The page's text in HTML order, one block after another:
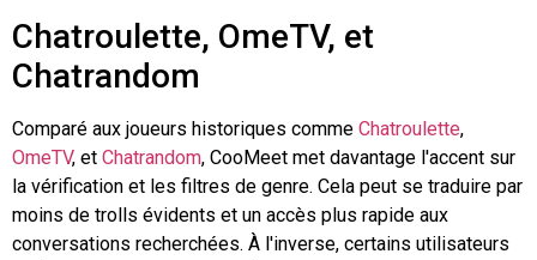
Chatroulette, OmeTV, et
Chatrandom
Comparé aux joueurs historiques comme Chatroulette,
OmeTV, et Chatrandom, CooMeet met davantage l'accent sur
la vérification et les filtres de genre. Cela peut se traduire par
moins de trolls évidents et un accès plus rapide aux
conversations recherchées. À l'inverse, certains utilisateurs